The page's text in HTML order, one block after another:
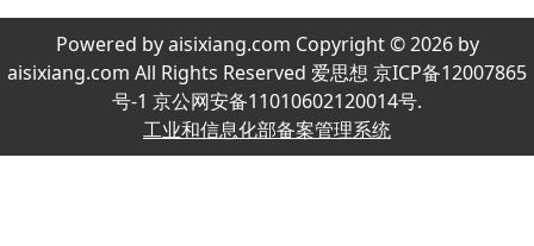
Powered by aisixiang.com Copyright © 2026 by
aisixiang.com All Rights Reserved 爱思想 京ICP备12007865
号-1 京公网安备11010602120014号.
工业和信息化部备案管理系统